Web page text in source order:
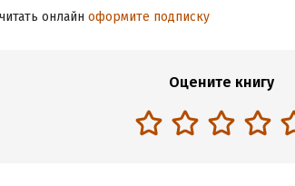
онлайн оформите подписку
Оцените книгу